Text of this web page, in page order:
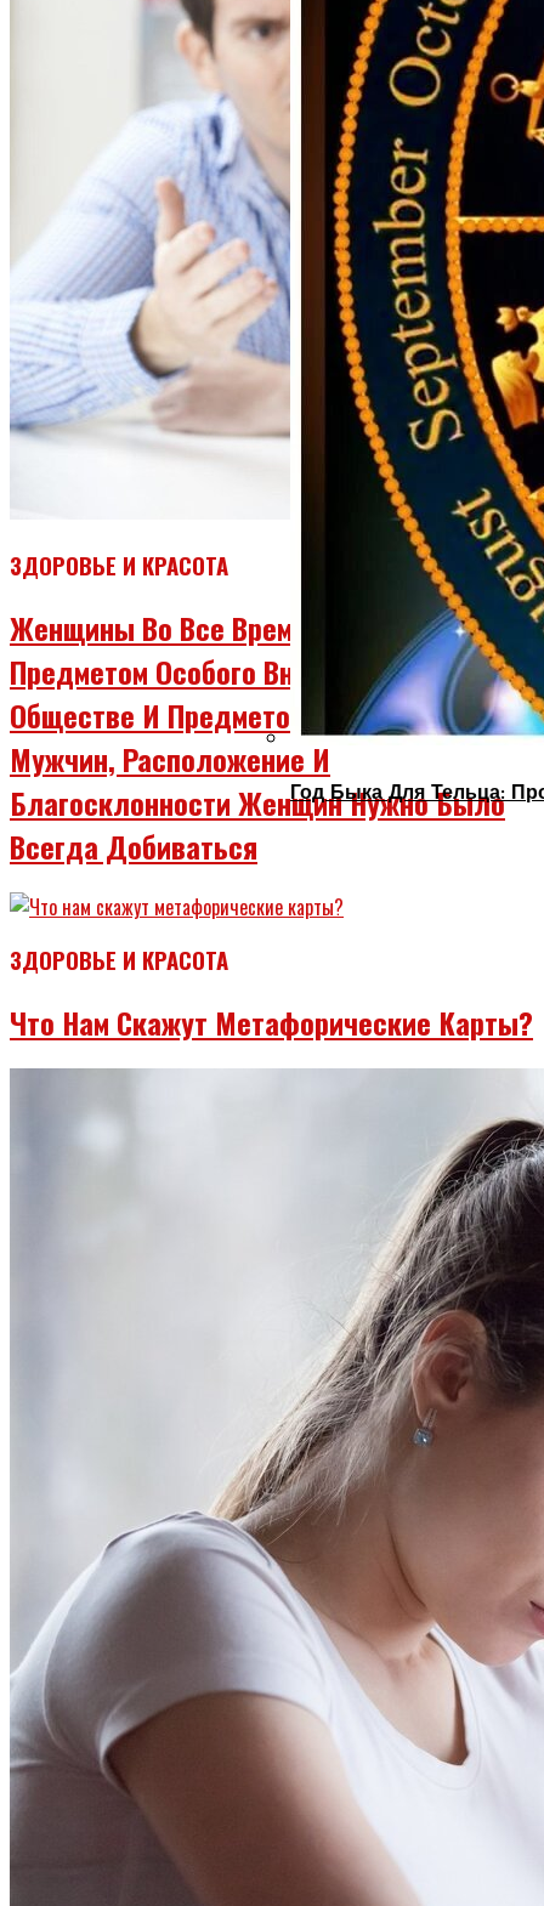
Год Быка Для Тельца:
ЗДОРОВЬЕ И КРАСОТА
Женщины Во Все Времена Были
Предметом Особого Внимания В
Обществе И Предметом Вожделения
Мужчин, Расположение И
Благосклонности Женщин Нужно Было
Всегда Добиваться
ЗДОРОВЬЕ И КРАСОТА
Что Нам Скажут Метафорические Карты?